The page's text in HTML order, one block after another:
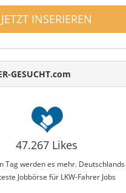
JETZT INSERIEREN
GESUCHT.com
47.267 Likes
Tag werden es mehr. Deutschlands
Jobbörse für LKW-Fahrer Jobs